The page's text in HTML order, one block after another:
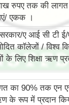
रुपए तक की लागत
एकक ।
ए आई सी टी
कॉलेजों / विश्व
के लिए शिक्षा ऋण
का 90% तक एन एस
के रूप में प्रदान